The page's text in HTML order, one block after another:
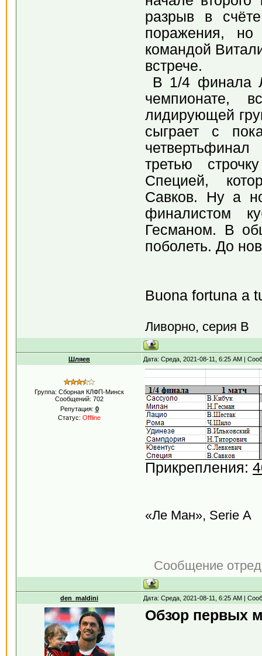
разрыв в
поражения, но
командой
встрече.
В 1/4 финала
чемпионате,
лидирующей
сыграет с
третью
Специей,
Савков. Ну а
финалистом
Гесманом. В
поболеть. До
Buona fortuna a
Ливорно, серия В
Шляев Дата: Среда, 2021-08-11, 6:25 AM |
Группа: Сборная КЛФП-Минск
Сообщений: 702
Репутация: 0
Статус: Offline
Прикрепления:
«Ле Ман», Serie А
Сообщение
den_maldini Дата: Среда, 2021-08-11, 6:25 AM |
Обзор первых